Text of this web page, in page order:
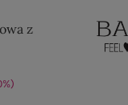
z
%)